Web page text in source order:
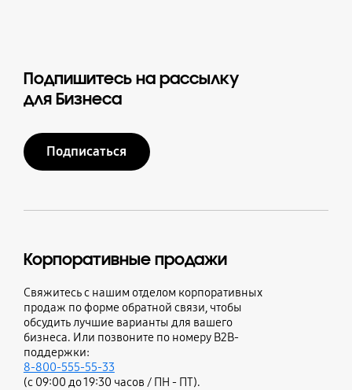
Подпишитесь на рассылку
для Бизнеса
Подписаться
Корпоративные продажи
Свяжитесь с нашим отделом корпоративных
продаж по форме обратной связи, чтобы
обсудить лучшие варианты для вашего
бизнеса. Или позвоните по номеру B2B-
поддержки:
8-800-555-55-33
(с 09:00 до 19:30 часов / ПН - ПТ).